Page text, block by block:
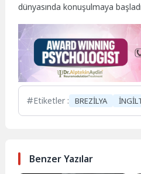
dünyasında konuşulmaya
Etiketler : BREZİLYA
Benzer Yazılar